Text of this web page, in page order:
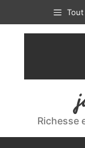
contenu
Richesse